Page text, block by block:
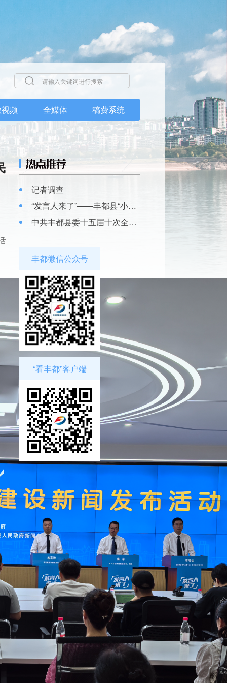
频 全媒体 稿费系统
记者调查
“发言人来了”——丰都县“小县大城”建设专场发布活动
中共丰都县委十五届十次全会精神解读新闻发布会
丰都微信公众号
“看丰都”客户端